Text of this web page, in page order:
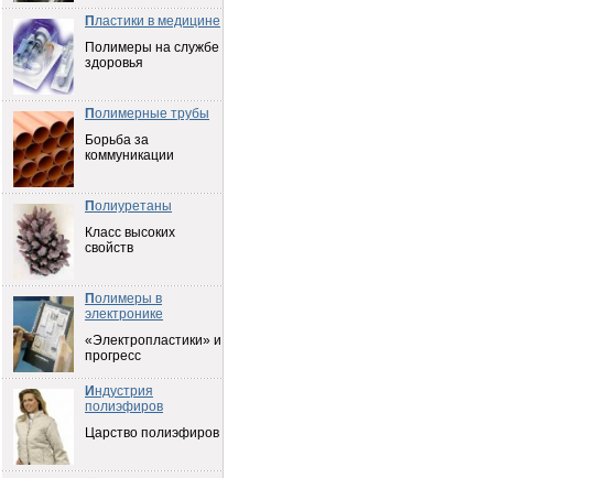
Пластики в медицине
Полимеры на службе
здоровья
Полимерные трубы
Борьба за
коммуникации
Полиуретаны
Класс высоких
свойств
Полимеры в
электронике
«Электропластики» и
прогресс
Индустрия
полиэфиров
Царство полиэфиров